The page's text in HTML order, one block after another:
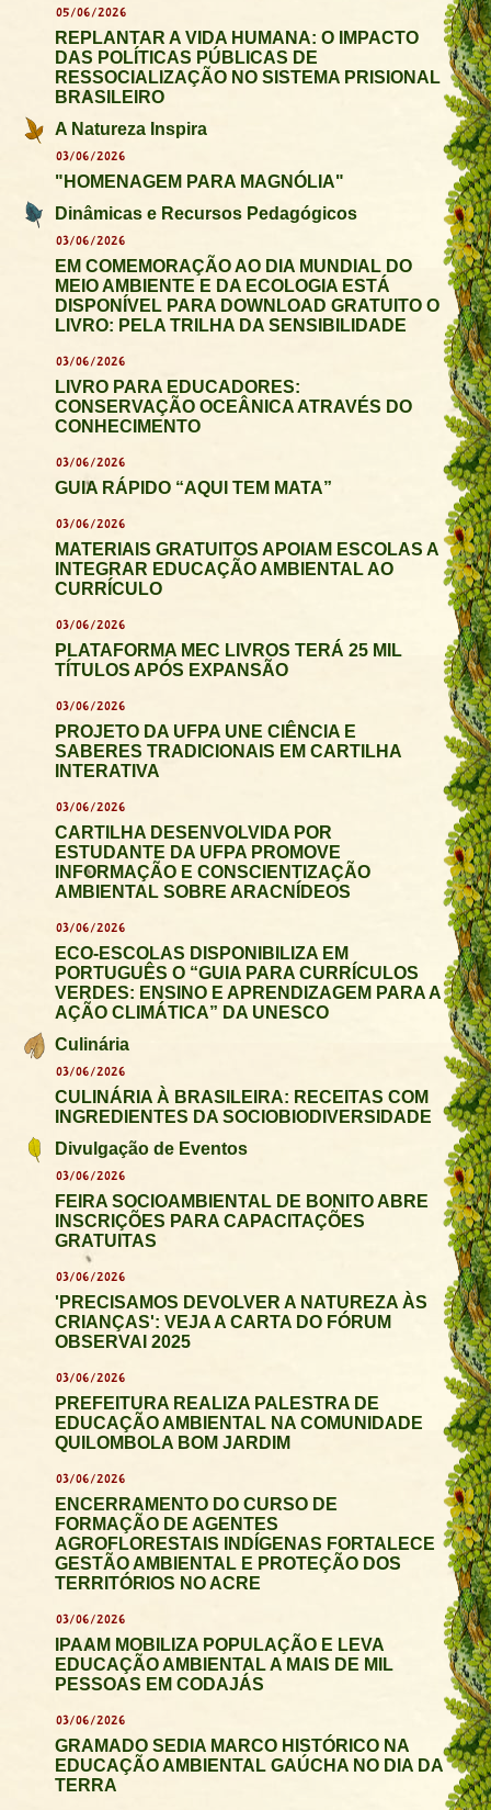
05/06/2026
REPLANTAR A VIDA HUMANA: O IMPACTO
DAS POLÍTICAS PÚBLICAS DE
RESSOCIALIZAÇÃO NO SISTEMA PRISIONAL
BRASILEIRO
A Natureza Inspira
03/06/2026
"HOMENAGEM PARA MAGNÓLIA"
Dinâmicas e Recursos Pedagógicos
03/06/2026
EM COMEMORAÇÃO AO DIA MUNDIAL DO
MEIO AMBIENTE E DA ECOLOGIA ESTÁ
DISPONÍVEL PARA DOWNLOAD GRATUITO O
LIVRO: PELA TRILHA DA SENSIBILIDADE
03/06/2026
LIVRO PARA EDUCADORES:
CONSERVAÇÃO OCEÂNICA ATRAVÉS DO
CONHECIMENTO
03/06/2026
GUIA RÁPIDO “AQUI TEM MATA”
03/06/2026
MATERIAIS GRATUITOS APOIAM ESCOLAS A
INTEGRAR EDUCAÇÃO AMBIENTAL AO
CURRÍCULO
03/06/2026
PLATAFORMA MEC LIVROS TERÁ 25 MIL
TÍTULOS APÓS EXPANSÃO
03/06/2026
PROJETO DA UFPA UNE CIÊNCIA E
SABERES TRADICIONAIS EM CARTILHA
INTERATIVA
03/06/2026
CARTILHA DESENVOLVIDA POR
ESTUDANTE DA UFPA PROMOVE
INFORMAÇÃO E CONSCIENTIZAÇÃO
AMBIENTAL SOBRE ARACNÍDEOS
03/06/2026
ECO-ESCOLAS DISPONIBILIZA EM
PORTUGUÊS O “GUIA PARA CURRÍCULOS
VERDES: ENSINO E APRENDIZAGEM PARA A
AÇÃO CLIMÁTICA” DA UNESCO
Culinária
03/06/2026
CULINÁRIA À BRASILEIRA: RECEITAS COM
INGREDIENTES DA SOCIOBIODIVERSIDADE
Divulgação de Eventos
03/06/2026
FEIRA SOCIOAMBIENTAL DE BONITO ABRE
INSCRIÇÕES PARA CAPACITAÇÕES
GRATUITAS
03/06/2026
'PRECISAMOS DEVOLVER A NATUREZA ÀS
CRIANÇAS': VEJA A CARTA DO FÓRUM
OBSERVAI 2025
03/06/2026
PREFEITURA REALIZA PALESTRA DE
EDUCAÇÃO AMBIENTAL NA COMUNIDADE
QUILOMBOLA BOM JARDIM
03/06/2026
ENCERRAMENTO DO CURSO DE
FORMAÇÃO DE AGENTES
AGROFLORESTAIS INDÍGENAS FORTALECE
GESTÃO AMBIENTAL E PROTEÇÃO DOS
TERRITÓRIOS NO ACRE
03/06/2026
IPAAM MOBILIZA POPULAÇÃO E LEVA
EDUCAÇÃO AMBIENTAL A MAIS DE MIL
PESSOAS EM CODAJÁS
03/06/2026
GRAMADO SEDIA MARCO HISTÓRICO NA
EDUCAÇÃO AMBIENTAL GAÚCHA NO DIA DA
TERRA